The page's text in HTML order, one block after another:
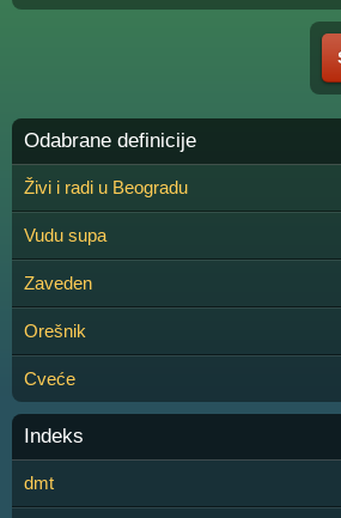
Odabrane definicije
Živi i radi u Beogradu
Vudu supa
Zaveden
Orešnik
Cveće
Indeks
dmt